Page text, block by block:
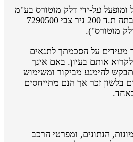
על-ידי דלק מוטורס בע"מ
ח.פ 510947153 שכתובתה ת.ד 200 ניר צבי 7290500
מוטורס").
על הסכמתך לתנאים
אותם בעיון. באם אינך
להימנע מביקור ומשימוש
זכר אך הנם מתייחסים
הנתונים, ומפרטי הרכב